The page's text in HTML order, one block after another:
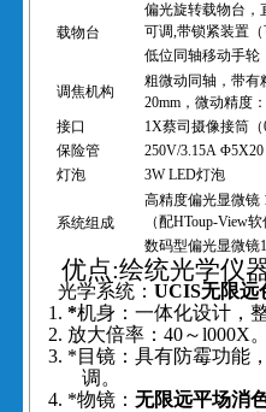
载物台
偏光旋转载物台，
可调,带锁紧装置
低位同轴移动手
调焦机构
粗微动同轴，带有
20mm ，微动精度
接口
1X蔡司摄像接筒 （
保险管
250V/3.15AΦ
灯泡
3W LED灯泡
系统组成
高精度偏光显微镜
（配HToup-View软
数码型偏光显微镜
优点:绘统光学仪
光学系统： UCIS无限远
1. *机身：一体化设计，
2. 放大倍率：40～l000X
3. *目镜：具有防霉功能
调。
4. *物镜： 无限远平场消